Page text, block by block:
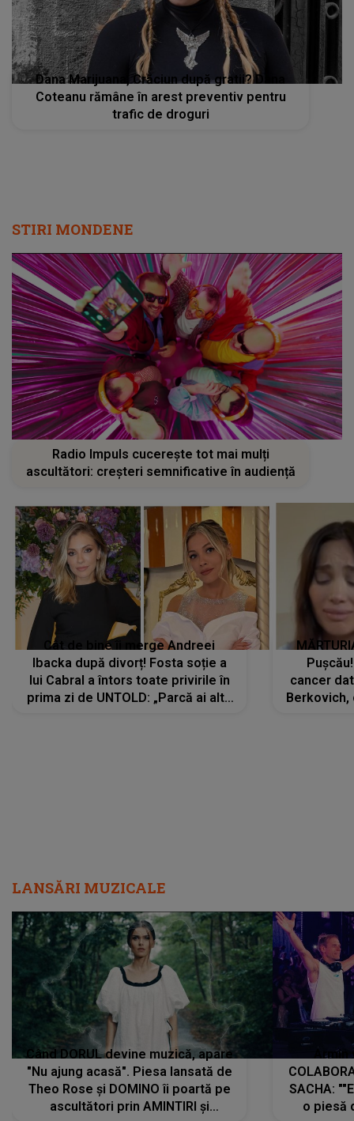
Dana Marijuana, Crăciun după gratii? Dana
Coteanu rămâne în arest preventiv pentru
trafic de droguri
STIRI MONDENE
Radio Impuls cucerește tot mai mulți
ascultători: creșteri semnificative în audiență
Cât de bine îi merge Andreei
Ibacka după divorț! Fosta soție a
lui Cabral a întors toate privirile în
prima zi de UNTOLD: „Parcă ai altă
cancer
Berkovich,
LANSĂRI MUZICALE
Când DORUL devine muzică, apare
"Nu ajung acasă". Piesa lansată de
Theo Rose și DOMINO îi poartă pe
ascultători prin AMINTIRI și
SACHA:
o piesă